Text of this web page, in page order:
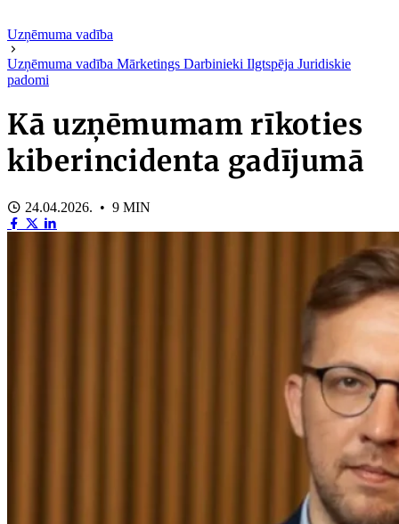
Uzņēmuma vadība
Uzņēmuma vadība Mārketings Darbinieki Ilgtspēja Juridiskie
padomi
Kā uzņēmumam rīkoties
kiberincidenta gadījumā
24.04.2026. • 9 MIN